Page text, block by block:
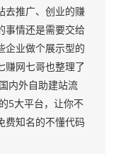
去推广、创业的赚
事情还是需要交给
企业做个展示型的
赚网七哥也整理了
内外自助建站流
5大平台，让你不
费知名的不懂代码